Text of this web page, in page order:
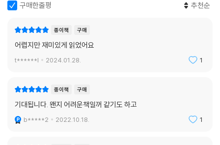
구매한줄평 추천순
종이책 구매
어렵지만 재미있게 읽었어요
t******l 2024.01.28. 1
종이책 구매
기대됩니다. 왠지 어려운책일꺼 같기도 하고
b*****2 2022.10.18. 1